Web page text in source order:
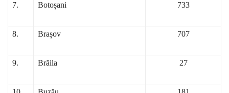
7. Botoșani 733
8. Brașov 707
9. Brăila 27